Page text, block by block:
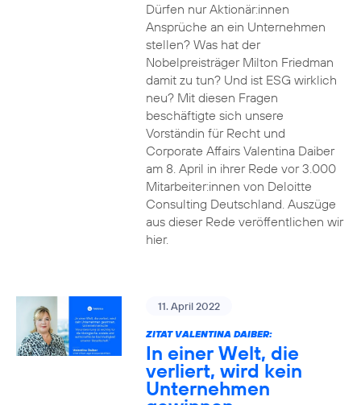
Dürfen nur Aktionär:innen
Ansprüche an ein Unternehmen
stellen? Was hat der
Nobelpreisträger Milton Friedman
damit zu tun? Und ist ESG wirklich
neu? Mit diesen Fragen
beschäftigte sich unsere
Vorständin für Recht und
Corporate Affairs Valentina Daiber
am 8. April in ihrer Rede vor 3.000
Mitarbeiter:innen von Deloitte
Consulting Deutschland. Auszüge
aus dieser Rede veröffentlichen wir
hier.
11. April 2022
ZITAT VALENTINA DAIBER:
In einer Welt, die
verliert, wird kein
Unternehmen